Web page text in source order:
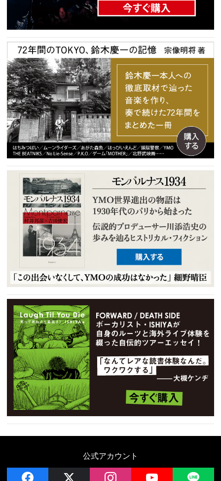
公式アカウント